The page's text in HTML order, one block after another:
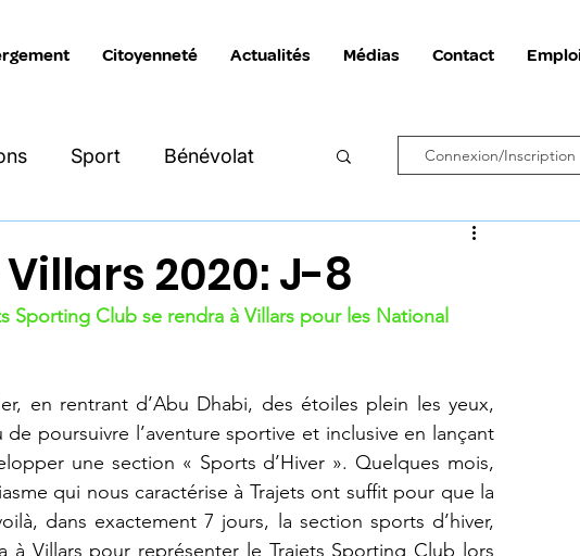
Citoyenneté Actualités Médias Contact
Sport Bénévolat Connexion/Inscription
2020: J-8
Sporting Club se rendra à Villars pour les National
en rentrant d’Abu Dhabi, des étoiles plein les yeux,
poursuivre l’aventure sportive et inclusive en lançant
une section « Sports d’Hiver ». Quelques mois,
qui nous caractérise à Trajets ont suffit pour que la
dans exactement 7 jours, la section sports d’hiver,
à Villars pour représenter le Trajets Sporting Club lors